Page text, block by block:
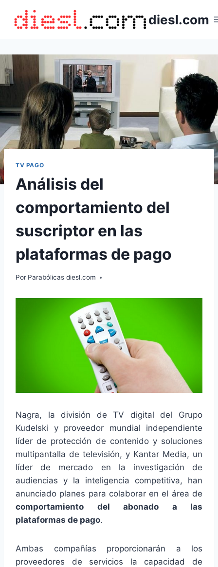
contenido
diesl.com
TV PAGO
Análisis del
comportamiento del
suscriptor en las
plataformas de pago
Por Parabólicas diesl.com
Nagra, la división de TV digital del Grupo
Kudelski y proveedor mundial independiente
líder de protección de contenido y soluciones
multipantalla de televisión, y Kantar Media, un
líder de mercado en la investigación de
audiencias y la inteligencia competitiva, han
anunciado planes para colaborar en el área de
comportamiento del abonado a las
plataformas de pago.
Ambas compañías proporcionarán a los
proveedores de servicios la capacidad de